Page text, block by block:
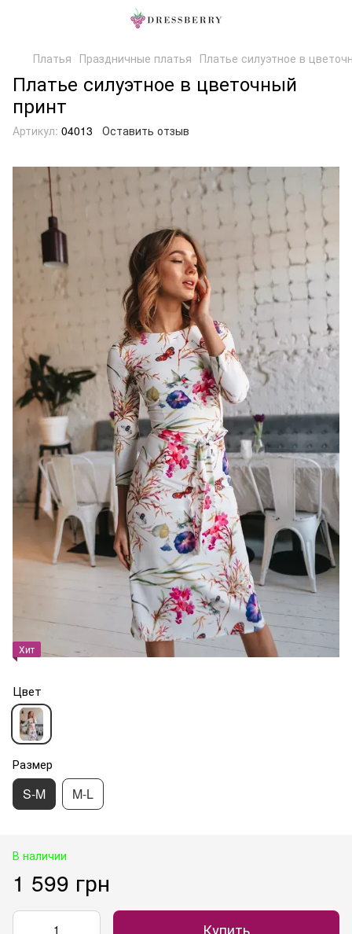
Платья Праздничные платья Платье силуэтное в
Платье силуэтное в цветочный
принт
Артикул: 04013 Оставить отзыв
Хит
Цвет
Размер
S-M M-L
В наличии
1 599 грн
Купить